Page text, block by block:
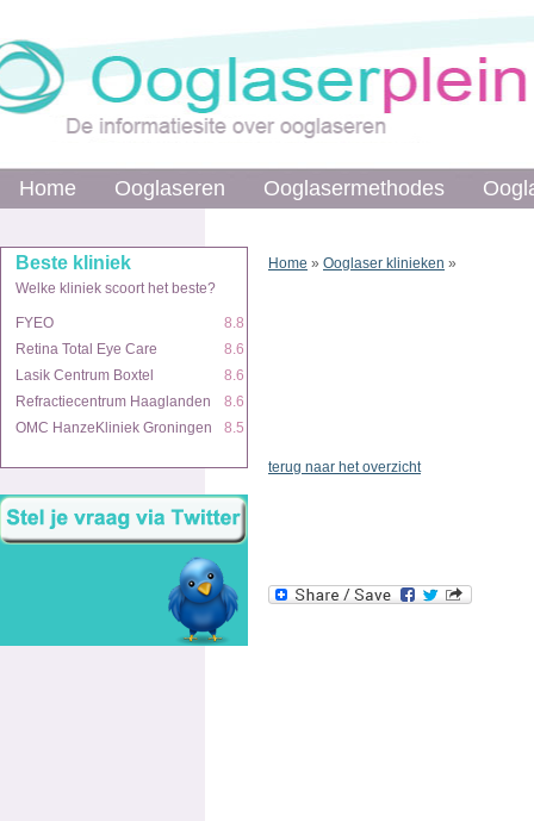
Home Ooglaseren Ooglasermethodes
Beste kliniek
Welke kliniek scoort het beste?
FYEO
8.8
Retina Total Eye Care
8.6
Lasik Centrum Boxtel
8.6
Refractiecentrum Haaglanden
8.6
OMC HanzeKliniek Groningen
8.5
Home » Ooglaser klinieken »
terug naar het overzicht